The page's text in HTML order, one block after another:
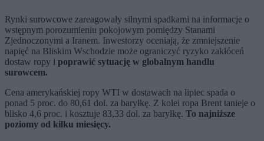
Rynki surowcowe zareagowały silnymi spadkami na informacje o
wstępnym porozumieniu pokojowym pomiędzy Stanami
Zjednoczonymi a Iranem. Inwestorzy oceniają, że zmniejszenie
napięć na Bliskim Wschodzie może ograniczyć ryzyko zakłóceń
dostaw ropy i poprawić sytuację w globalnym handlu
surowcem.
Cena amerykańskiej ropy WTI w dostawach na lipiec spada o
ponad 5 proc. do 80,61 dol. za baryłkę. Z kolei ropa Brent tanieje o
blisko 4,6 proc. i kosztuje 83,33 dol. za baryłkę. To najniższe
poziomy od kilku miesięcy.